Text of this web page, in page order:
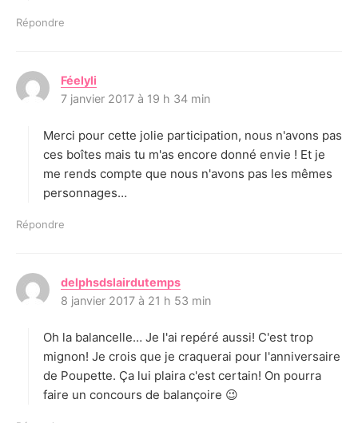
Répondre
Féelyli
i
:
7 janvier 2017 à 19 h 34 min
Merci pour cette jolie participation, nous n'avons pas
ces boîtes mais tu m'as encore donné envie ! Et je
me rends compte que nous n'avons pas les mêmes
personnages…
Répondre
delphsdslairdutemps
i
:
8 janvier 2017 à 21 h 53 min
Oh la balancelle… Je l'ai repéré aussi! C'est trop
mignon! Je crois que je craquerai pour l'anniversaire
de Poupette. Ça lui plaira c'est certain! On pourra
faire un concours de balançoire 😉